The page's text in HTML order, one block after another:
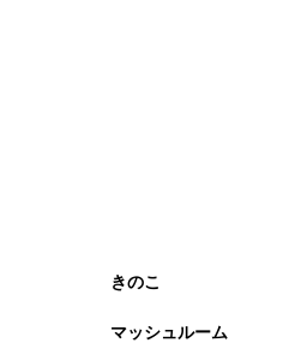
きのこ
マッシュルーム